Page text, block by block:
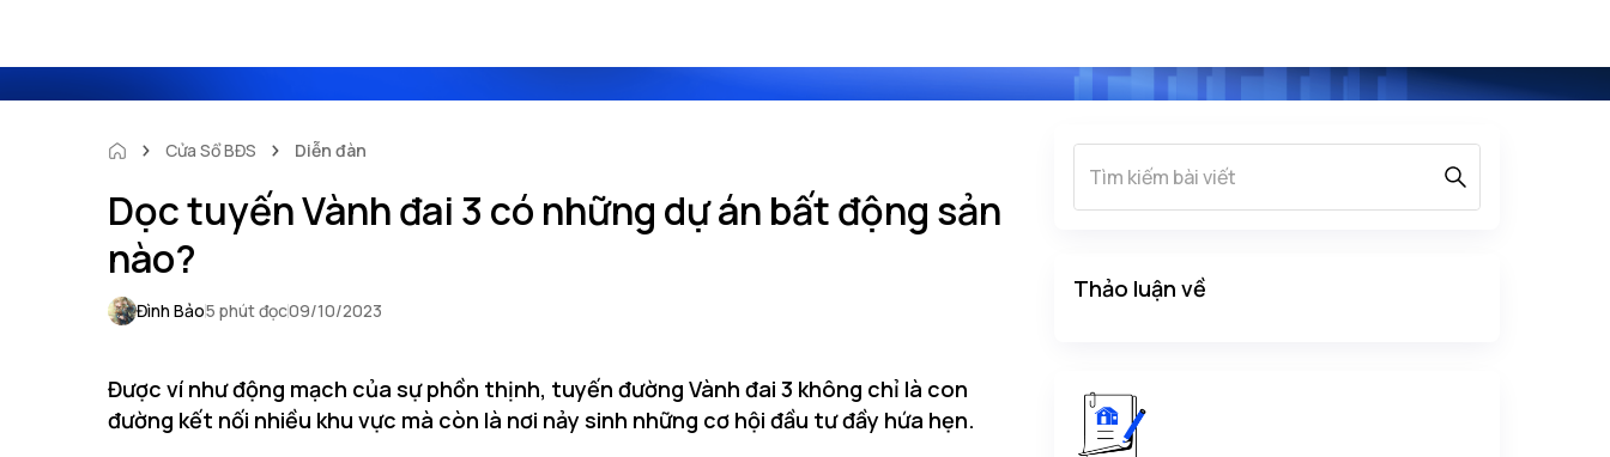
Cửa Sổ BĐS Diễn đàn
Dọc tuyến Vành đai 3 có những dự án bất động sản
nào?
Đình Bảo5 phút đọc09/10/2023
Được ví như động mạch của sự phồn thịnh, tuyến đường Vành đai 3 không chỉ là con
đường kết nối nhiều khu vực mà còn là nơi nảy sinh những cơ hội đầu tư đầy hứa hẹn.
Thảo luận về